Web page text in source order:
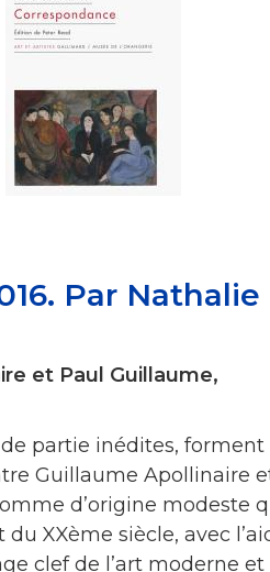
Par Nathalie
et Paul Guillaume,
partie inédites, forment
Guillaume Apollinaire
d’origine modeste
XXème siècle, avec
clef de l’art moderne